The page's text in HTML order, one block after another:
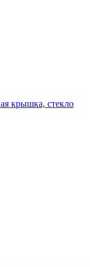
крышка, стекло